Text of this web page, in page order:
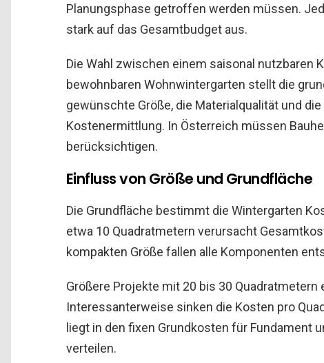
Planungsphase getroffen werden müssen.
stark auf das Gesamtbudget aus.
Die Wahl zwischen einem saisonal nutzbaren
bewohnbaren Wohnwintergarten stellt die
gewünschte Größe, die Materialqualität und
Kostenermittlung. In Österreich müssen
berücksichtigen.
Einfluss von Größe und Grundfläche
Die Grundfläche bestimmt die Wintergarten
etwa 10 Quadratmetern verursacht
kompakten Größe fallen alle Komponenten
Größere Projekte mit 20 bis 30
Interessanterweise sinken die Kosten pro
liegt in den fixen Grundkosten für Fundament
verteilen.